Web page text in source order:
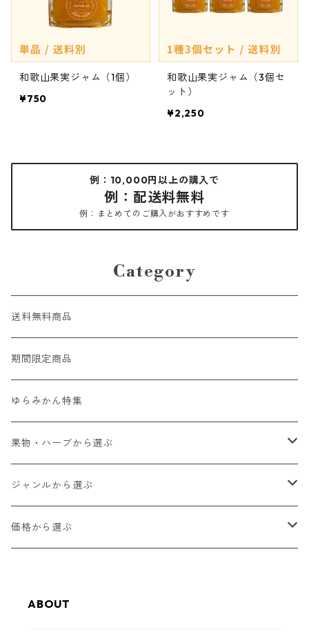
和歌山果実ジャム（1個）
¥750
和歌山果実ジャム（3個セ
ット）
¥2,250
例：10,000円以上の購入で
例：配送料無料
例：まとめてのご購入がおすすめです
Category
送料無料商品
期間限定商品
ゆらみかん特集
果物・ハーブから選ぶ
ゆらみかん
甘夏
レモン
ジャンルから選ぶ
和歌山フルーツジャム
ゼリー・スムージーゼリー
価格から選ぶ
3,000円以下
ABOUT